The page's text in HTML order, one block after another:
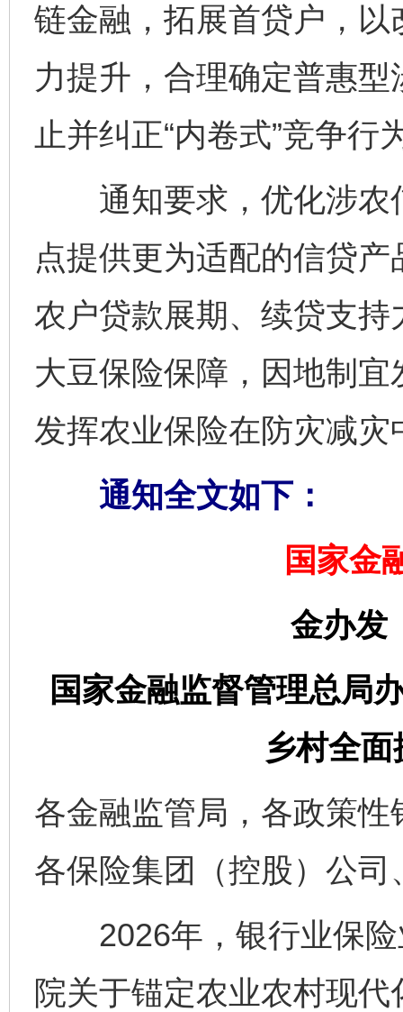
链金融，拓展首贷户，
力提升，合理确定普惠
止并纠正“内卷式”竞争行
通知要求，优化涉农
点提供更为适配的信贷
农户贷款展期、续贷支
大豆保险保障，因地制
发挥农业保险在防灾减灾
通知全文如下：
国家金
金办发
国家金融监督管理总局
乡村全
各金融监管局，各政策
各保险集团（控股）公司
2026年，银行业保险
院关于锚定农业农村现